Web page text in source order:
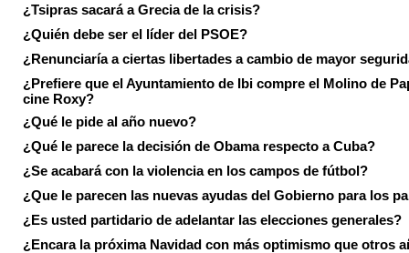
¿Tsipras sacará a Grecia de la crisis?
¿Quién debe ser el líder del PSOE?
¿Renunciaría a ciertas libertades a cambio de mayor
¿Prefiere que el Ayuntamiento de Ibi compre el Molino de
cine Roxy?
¿Qué le pide al año nuevo?
¿Qué le parece la decisión de Obama respecto a Cuba?
¿Se acabará con la violencia en los campos de fútbol?
¿Que le parecen las nuevas ayudas del Gobierno para los
¿Es usted partidario de adelantar las elecciones generales?
¿Encara la próxima Navidad con más optimismo que otros